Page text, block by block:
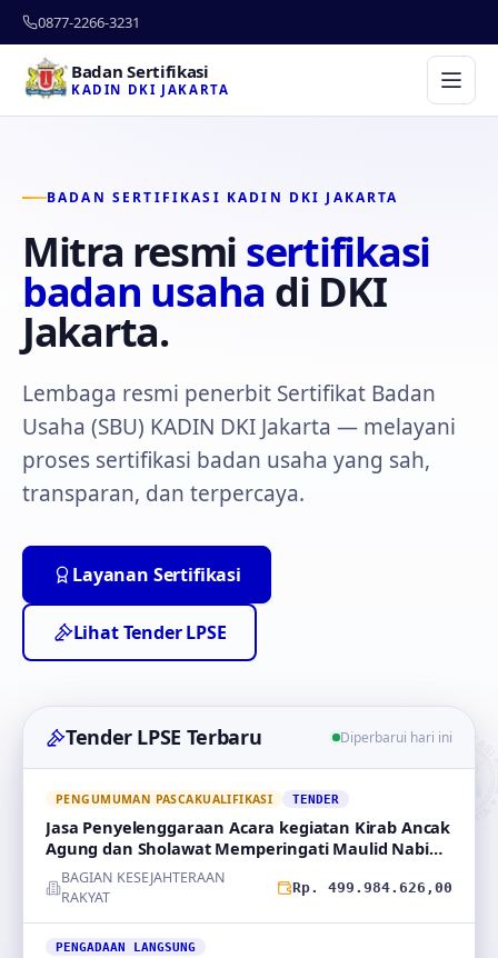
0877-2266-3231
Badan Sertifikasi
KADIN DKI JAKARTA
BADAN SERTIFIKASI KADIN DKI JAKARTA
Mitra resmi sertifikasi
badan usaha di DKI
Jakarta.
Lembaga resmi penerbit Sertifikat Badan
Usaha (SBU) KADIN DKI Jakarta — melayani
proses sertifikasi badan usaha yang sah,
transparan, dan terpercaya.
Layanan Sertifikasi
Lihat Tender LPSE
Tender LPSE Terbaru Diperbarui hari ini
PENGUMUMAN PASCAKUALIFIKASI TENDER
Jasa Penyelenggaraan Acara kegiatan Kirab Ancak
Agung dan Sholawat Memperingati Maulid Nabi
Muhammad
BAGIAN KESEJAHTERAAN
RAKYAT
Rp. 499.984.626,00
PENGADAAN LANGSUNG